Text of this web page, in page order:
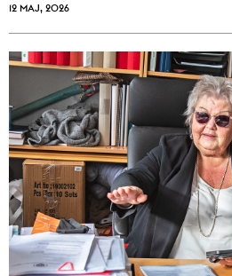
12 MAJ, 2026